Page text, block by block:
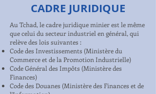
CADRE JURIDIQUE
Au Tchad, le cadre juridique minier est le même
que celui du secteur industriel en général, qui
relève des lois suivantes :
Code des Investissements (Ministère du
Commerce et de la Promotion Industrielle)
Code Général des Impôts (Ministère des
Finances)
Code des Douanes (Ministère des Finances et de